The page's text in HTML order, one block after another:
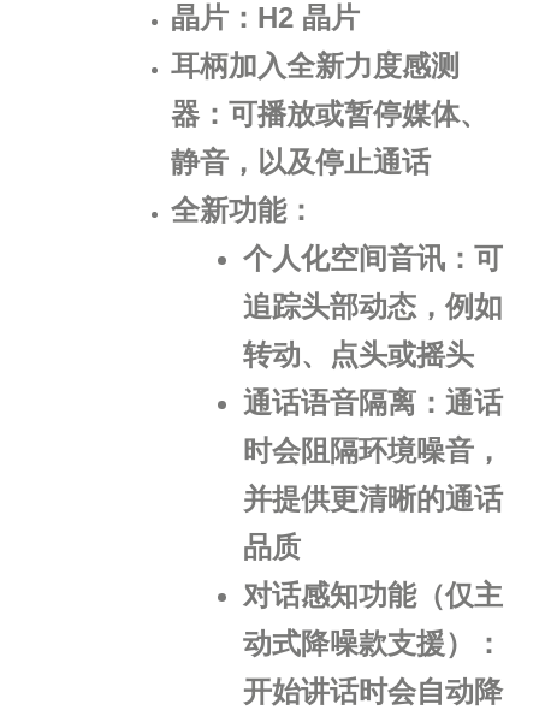
晶片：H2 晶片
耳柄加入全新力度感测
器：可播放或暂停媒体、
静音，以及停止通话
全新功能：
个人化空间音讯：可
追踪头部动态，例如
转动、点头或摇头
通话语音隔离：通话
时会阻隔环境噪音，
并提供更清晰的通话
品质
对话感知功能（仅主
动式降噪款支援）：
开始讲话时会自动降